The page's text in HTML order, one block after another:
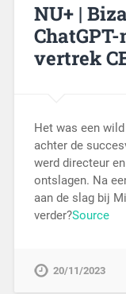
NU+ |
vertrek
Het was een
achter de
werd directeur
ontslagen. Na
aan de slag bij
verder?Source
20/11/2023